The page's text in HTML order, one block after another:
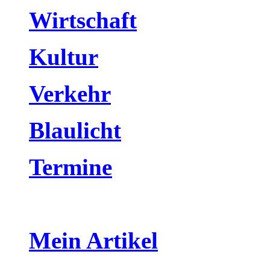
Wirtschaft
Kultur
Verkehr
Blaulicht
Termine
Mein Artikel